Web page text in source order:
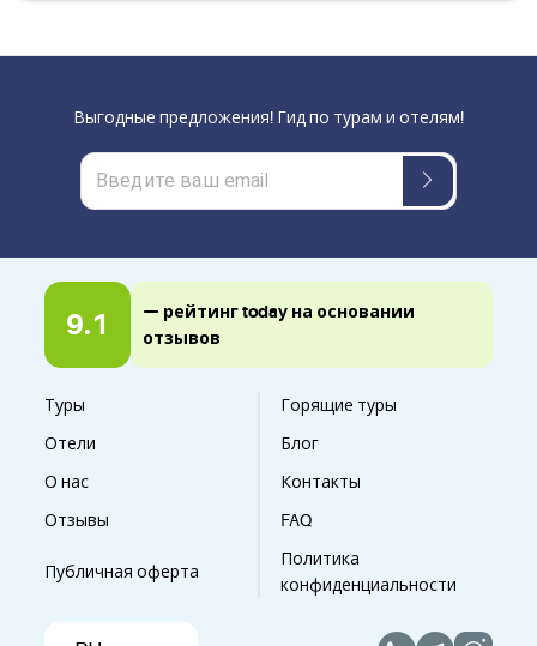
9.1
— рейтинг today на основании
отзывов
Туры
Горящие туры
Отели
Блог
О нас
Контакты
Отзывы
FAQ
Публичная оферта
Политика
конфиденциальности
Выгодные предложения! Гид по турам и отелям!